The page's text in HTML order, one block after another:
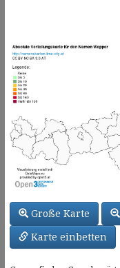
Große Karte
Karte einbetten